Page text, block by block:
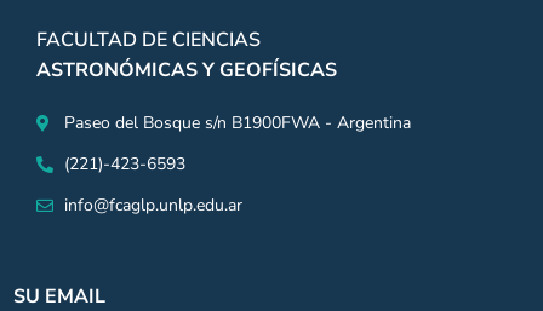
FACULTAD DE CIENCIAS
ASTRONÓMICAS Y GEOFÍSICAS
Paseo del Bosque s/n B1900FWA - Argentina
(221)-423-6593
info@fcaglp.unlp.edu.ar
SU EMAIL